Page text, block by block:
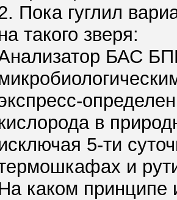
Пока гуглил
такого зверя:
БАС
в
5-ти
и
каком принципе